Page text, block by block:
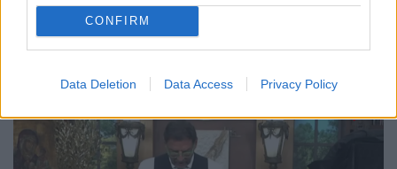
CONFIRM
Data Deletion Data Access Privacy Policy
08:0321.03.26
Η μπίζνα με τα πλαστά έργα τέχνης στο
Κολωνάκι - Τι ερευνά το ελληνικό FBI για τον
γνωστό γκαλερίστα Γιώργο Τσαγκαράκη